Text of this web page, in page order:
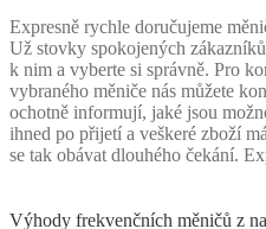
Expresně rychle doručujeme
Už stovky spokojených
k nim a vyberte si správně. Pro
vybraného měniče nás můžete
ochotně informují, jaké jsou
ihned po přijetí a veškeré zboží
se tak obávat dlouhého čekání.
Výhody frekvenčních měničů z